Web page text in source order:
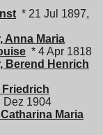
* 21 Jul 1897,
Anna Maria
* 4 Apr 1818
Berend Henrich
Dez 1904
Maria